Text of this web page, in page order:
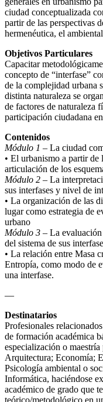
ciudad conceptualizada
partir de las perspectivas
hermenéutica, el
Objetivos Particulares
Capacitar
concepto de “interfase”
de la complejidad urbana
distinta naturaleza se
de factores de naturaleza
participación ciudadana
Contenidos
Módulo 1 – La ciudad
• El urbanismo a partir
articulación de los
Módulo 2 – La
sus interfases y nivel de
• La organización de las
lugar como estrategia de
urbano
Módulo 3 – La
del sistema de sus
• La relación entre Masa
Entropía, como modo de
una interfase.
—
Destinatarios
Profesionales
de formación académica
especialización o
Arquitectura; Economía;
Psicología ambiental o
Informática, haciéndose
académico de grado que
teórico/metodológico en